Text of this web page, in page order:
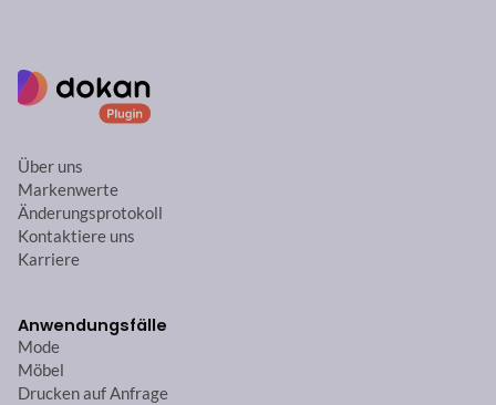
Über uns
Markenwerte
Änderungsprotokoll
Kontaktiere uns
Karriere
Anwendungsfälle
Mode
Möbel
Drucken auf Anfrage